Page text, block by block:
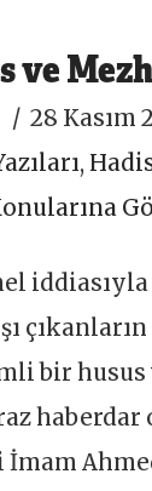
ve
28 Kasım
,
bir husus
haberdar